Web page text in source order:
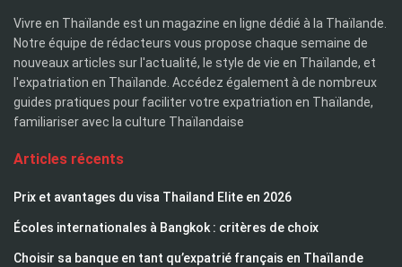
Vivre en Thaïlande est un magazine en ligne dédié à la Thaïlande.
Notre équipe de rédacteurs vous propose chaque semaine de
nouveaux articles sur l'actualité, le style de vie en Thaïlande, et
l'expatriation en Thaïlande. Accédez également à de nombreux
guides pratiques pour faciliter votre expatriation en Thaïlande,
familiariser avec la culture Thaïlandaise
Articles récents
Prix et avantages du visa Thailand Elite en 2026
Écoles internationales à Bangkok : critères de choix
Choisir sa banque en tant qu’expatrié français en Thaïlande